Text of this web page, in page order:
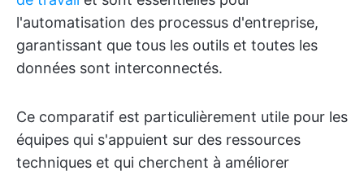
l'automatisation des processus d'entreprise,
garantissant que tous les outils et toutes les
données sont interconnectés.
Ce comparatif est particulièrement utile pour les
équipes qui s'appuient sur des ressources
techniques et qui cherchent à améliorer